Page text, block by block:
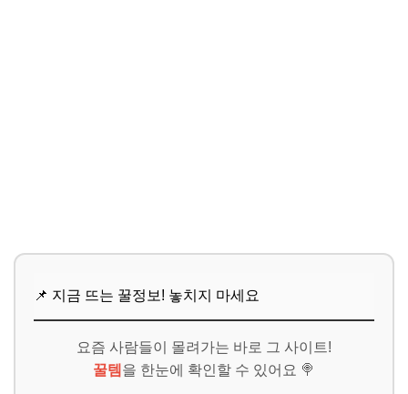
📌 지금 뜨는 꿀정보! 놓치지 마세요
요즘 사람들이 몰려가는 바로 그 사이트!
꿀템 을 한눈에 확인할 수 있어요 🍭